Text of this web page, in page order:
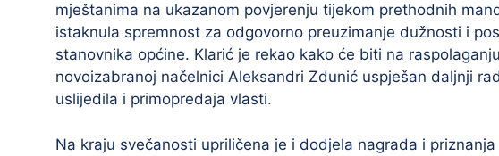
mještanima na ukazanom povjerenju tijekom prethodnih
istaknula spremnost za odgovorno preuzimanje dužnosti i
stanovnika općine. Klarić je rekao kako će biti na
novoizabranoj načelnici Aleksandri Zdunić uspješan daljnji
uslijedila i primopredaja vlasti.
Na kraju svečanosti upriličena je i dodjela nagrada i